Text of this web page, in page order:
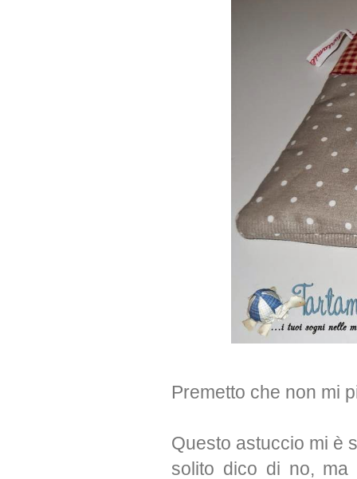
Premetto che non mi
Questo astuccio mi è
solito dico di no, ma